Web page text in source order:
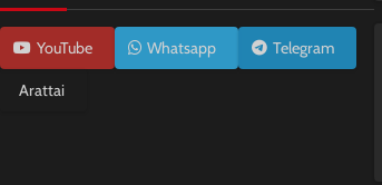
YouTube Whatsapp Telegram
Arattai